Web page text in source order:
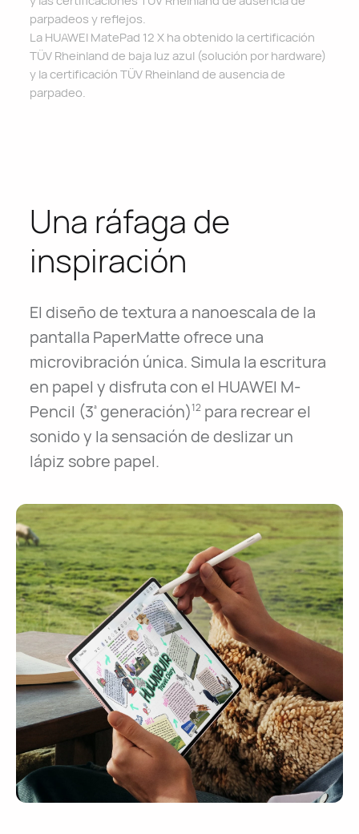
parpadeos y reflejos.
La HUAWEI MatePad 12 X ha obtenido la certificación
TÜV Rheinland de baja luz azul (solución por hardware)
y la certificación TÜV Rheinland de ausencia de
parpadeo.
Una ráfaga de
inspiración
El diseño de textura a nanoescala de la
pantalla PaperMatte ofrece una
microvibración única. Simula la escritura
en papel y disfruta con el HUAWEI M-
Pencil (3ª generación)⁠12 para recrear el
sonido y la sensación de deslizar un
lápiz sobre papel.